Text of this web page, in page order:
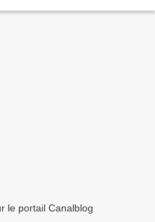
le portail Canalblog